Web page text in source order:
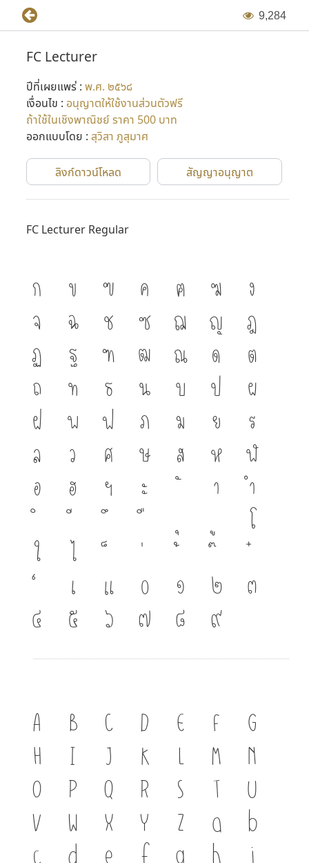
9,284
FC Lecturer
ปีที่เผยแพร่ : พ.ศ. ๒๕๖๘
เงื่อนไข : อนุญาตให้ใช้งานส่วนตัวฟรี
ถ้าใช้ในเชิงพาณิชย์ ราคา 500 บาท
ออกแบบโดย : สุวิสา ภูสุมาศ
ลิงก์ดาวน์โหลด สัญญาอนุญาต
FC Lecturer Regular
ก ข ฃ ค ฅ ฆ
ง
จ
ฉ ช ซ ฌ ญ
ฎ
ฏ
ฐ ฑ ฒ ณ ด
ต
ถ
ท ธ น บ ป
ผ
ฝ
พ ฟ ภ ม ย
ร
ล
ว ศ ษ ส ห
ฬ
อ
ฮ ฯ ะ า
ำ
โ
ใ
ไ
เ
แ ๐ ๑ ๒
๓
๔
๕ ๖ ๗ ๘ ๙
A B C D E F
G
H
I J K L M
N
O
P Q R S T
U
V
W X Y Z a
b
c
d e f g h
i